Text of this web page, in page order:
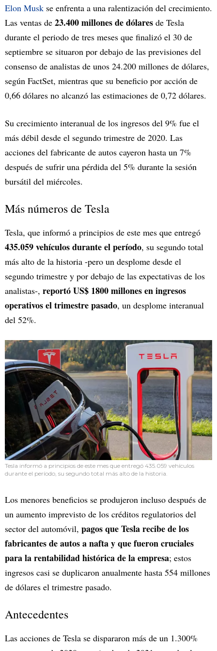
Elon Musk se enfrenta a una ralentización del crecimiento.
Las ventas de 23.400 millones de dólares de Tesla
durante el periodo de tres meses que finalizó el 30 de
septiembre se situaron por debajo de las previsiones del
consenso de analistas de unos 24.200 millones de dólares,
según FactSet, mientras que su beneficio por acción de
0,66 dólares no alcanzó las estimaciones de 0,72 dólares.
Su crecimiento interanual de los ingresos del 9% fue el
más débil desde el segundo trimestre de 2020. Las
acciones del fabricante de autos cayeron hasta un 7%
después de sufrir una pérdida del 5% durante la sesión
bursátil del miércoles.
Más números de Tesla
Tesla, que informó a principios de este mes que entregó
435.059 vehículos durante el período, su segundo total
más alto de la historia -pero un desplome desde el
segundo trimestre y por debajo de las expectativas de los
analistas-, reportó US$ 1800 millones en ingresos
operativos el trimestre pasado, un desplome interanual
del 52%.
Tesla informó a principios de este mes que entregó 435.059 vehículos
durante el período, su segundo total más alto de la historia.
Los menores beneficios se produjeron incluso después de
un aumento imprevisto de los créditos regulatorios del
sector del automóvil, pagos que Tesla recibe de los
fabricantes de autos a nafta y que fueron cruciales
para la rentabilidad histórica de la empresa; estos
ingresos casi se duplicaron anualmente hasta 554 millones
de dólares el trimestre pasado.
Antecedentes
Las acciones de Tesla se dispararon más de un 1.300%